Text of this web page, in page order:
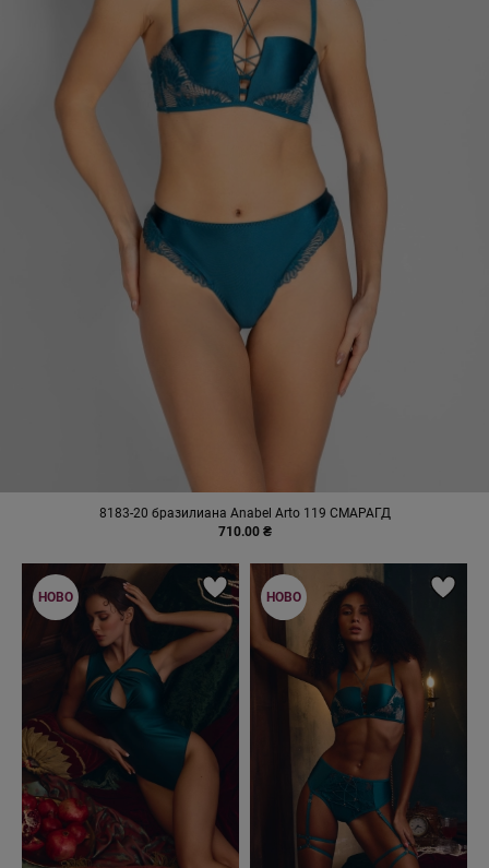
8183-20 бразилиана Anabel Arto 119 СМАРАГД
710.00 ₴
НОВО НОВО